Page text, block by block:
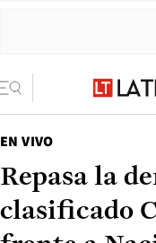
EN VIVO
Repasa la
clasificado